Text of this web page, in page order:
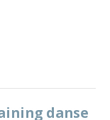
danse